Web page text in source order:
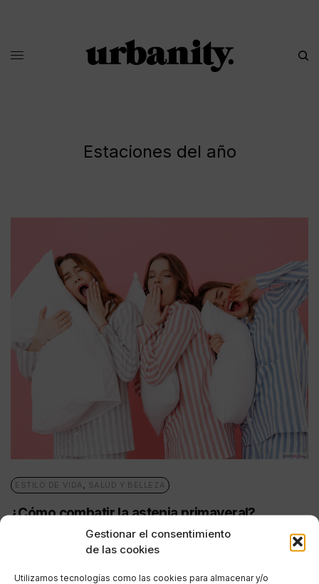
Gestionar el consentimiento
de las cookies
Utilizamos tecnologías como las cookies para almacenar y/o
Estaciones del año
ESTILO DE VIDA , SALUD Y BELLEZA
¿Cómo combatir la astenia primaveral?
ANA PORRAS GUERRERO
4 MINUTOS DE LECTURA